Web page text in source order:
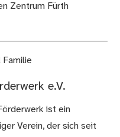
Zentrum Fürth
Familie
e.V.
ist ein
Verein, der sich seit